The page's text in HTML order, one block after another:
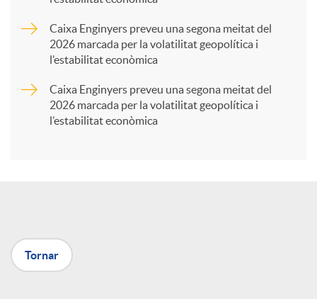
X
Caixa Enginyers preveu una segona meitat del
2026 marcada per la volatilitat geopolítica i
l’estabilitat econòmica
Caixa Enginyers preveu una segona meitat del
2026 marcada per la volatilitat geopolítica i
l’estabilitat econòmica
Tornar